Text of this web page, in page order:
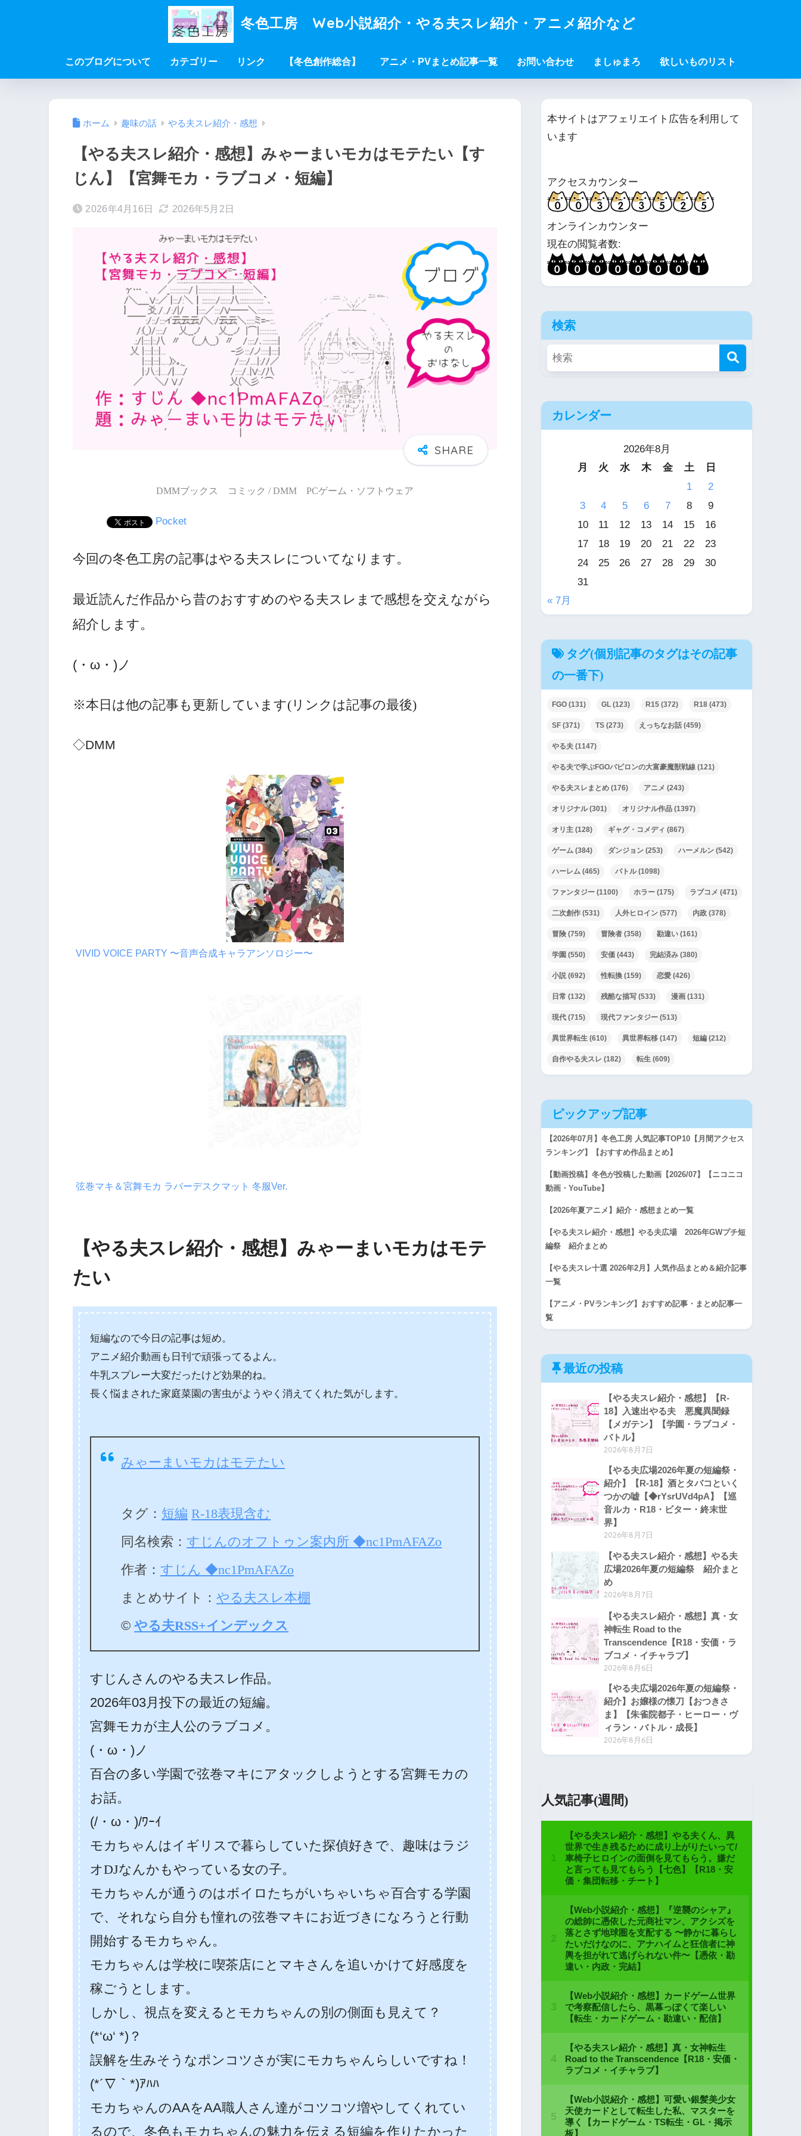
冬色工房 Web小説紹介・やる夫スレ紹介・アニメ紹介など
このブログについて カテゴリー リンク 【冬色創作総合】 アニメ・PVまとめ記事一覧 お問い合わせ ましゅまろ 欲しいものリスト
ホーム 趣味の話 やる夫スレ紹介・感想
【やる夫スレ紹介・感想】みゃーまいモカはモテたい【す
じん】【宮舞モカ・ラブコメ・短編】
2026年4月16日 2026年5月2日
DMMブックス コミック / DMM PCゲーム・ソフトウェア
Pocket
今回の冬色工房の記事はやる夫スレについてなります。
最近読んだ作品から昔のおすすめのやる夫スレまで感想を交えながら
紹介します。
(・ω・)ノ
※本日は他の記事も更新しています(リンクは記事の最後)
◇DMM
VIVID VOICE PARTY 〜音声合成キャラアンソロジー〜
弦巻マキ＆宮舞モカ ラバーデスクマット 冬服Ver.
【やる夫スレ紹介・感想】みゃーまいモカはモテ
たい
短編なので今日の記事は短め。
アニメ紹介動画も日刊で頑張ってるよん。
牛乳スプレー大変だったけど効果的ね。
長く悩まされた家庭菜園の害虫がようやく消えてくれた気がします。
みゃーまいモカはモテたい
タグ： 短編 R-18表現含む
同名検索：すじんのオフトゥン案内所 ◆nc1PmAFAZo
作者：すじん ◆nc1PmAFAZo
まとめサイト：やる夫スレ本棚
©やる夫RSS+インデックス
すじんさんのやる夫スレ作品。
2026年03月投下の最近の短編。
宮舞モカが主人公のラブコメ。
(・ω・)ノ
百合の多い学園で弦巻マキにアタックしようとする宮舞モカの
お話。
(/・ω・)/ﾜｰｲ
モカちゃんはイギリスで暮らしていた探偵好きで、趣味はラジ
オDJなんかもやっている女の子。
モカちゃんが通うのはボイロたちがいちゃいちゃ百合する学園
で、それなら自分も憧れの弦巻マキにお近づきになろうと行動
開始するモカちゃん。
モカちゃんは学校に喫茶店にとマキさんを追いかけて好感度を
稼ごうとします。
しかし、視点を変えるとモカちゃんの別の側面も見えて？
(*‘ω‘ *)？
誤解を生みそうなポンコツさが実にモカちゃんらしいですね！
(*´∇｀*)ｱﾊﾊ
モカちゃんのAAをAA職人さん達がコツコツ増やしてくれてい
るので、冬色もモカちゃんの魅力を伝える短編を作りたかった
本サイトはアフェリエイト広告を利用して
います
アクセスカウンター
オンラインカウンター
現在の閲覧者数:
検索
カレンダー
2026年8月
月
火 水 木 金 土
日
1
2
3
4 5 6 7 8
9
10
11 12 13 14 15
16
17
18 19 20 21 22
23
24
25 26 27 28 29
30
31
« 7月
タグ(個別記事のタグはその記事
の一番下)
FGO (131) GL (123) R15 (372) R18 (473)
SF (371) TS (273) えっちなお話 (459)
やる夫 (1147)
やる夫で学ぶFGOバビロンの大富豪魔獣戦線 (121)
やる夫スレまとめ (176) アニメ (243)
オリジナル(301) オリジナル作品 (1397)
オリ主 (128) ギャグ・コメディ (867)
ゲーム (384) ダンジョン (253) ハーメルン (542)
ハーレム (465) バトル(1098)
ファンタジー (1100) ホラー (175) ラブコメ (471)
二次創作 (531) 人外ヒロイン (577) 内政 (378)
冒険 (759) 冒険者 (358) 勘違い (161)
学園 (550) 安価 (443) 完結済み (380)
小説(692) 性転換 (159) 恋愛 (426)
日常 (132) 残酷な描写 (533) 漫画 (131)
現代 (715) 現代ファンタジー (513)
異世界転生 (610) 異世界転移 (147) 短編 (212)
自作やる夫スレ (182) 転生 (609)
ピックアップ記事
【2026年07月】冬色工房 人気記事TOP10【月間アクセス
ランキング】【おすすめ作品まとめ】
【動画投稿】冬色が投稿した動画【2026/07】【ニコニコ
動画・YouTube】
【2026年夏アニメ】紹介・感想まとめ一覧
【やる夫スレ紹介・感想】やる夫広場 2026年GWプチ短
編祭 紹介まとめ
【やる夫スレ十選 2026年2月】人気作品まとめ＆紹介記事
一覧
【アニメ・PVランキング】おすすめ記事・まとめ記事一
覧
最近の投稿
【やる夫スレ紹介・感想】【R-
18】入速出やる夫 悪魔異聞録
【メガテン】【学園・ラブコメ・
バトル】
2026年8月7日
【やる夫広場2026年夏の短編祭・
紹介】【R-18】酒とタバコといく
つかの嘘【◆rYsrUVd4pA】【巡
音ルカ・R18・ビター・終末世
界】
2026年8月7日
【やる夫スレ紹介・感想】やる夫
広場2026年夏の短編祭 紹介まと
め
2026年8月7日
【やる夫スレ紹介・感想】真・女
神転生 Road to the
Transcendence【R18・安価・ラ
ブコメ・イチャラブ】
2026年8月6日
【やる夫広場2026年夏の短編祭・
紹介】お嬢様の懐刀【おつきさ
ま】【朱雀院都子・ヒーロー・ヴ
ィラン・バトル・成長】
2026年8月6日
人気記事(週間)